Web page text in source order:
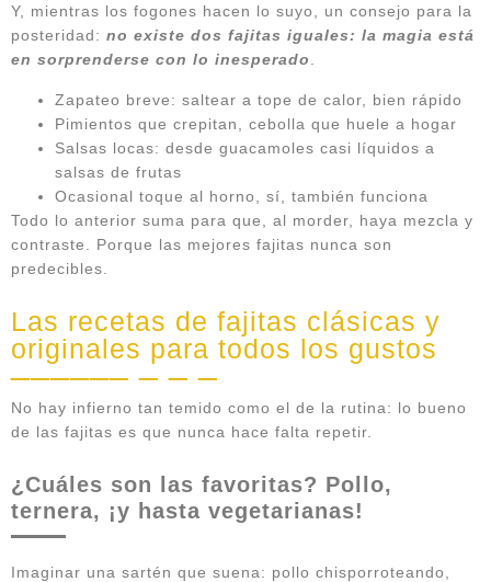
Y, mientras los fogones hacen lo suyo, un consejo para la
posteridad: no existe dos fajitas iguales: la magia está
en sorprenderse con lo inesperado
Zapateo breve: saltear a tope de calor, bien rápido
Pimientos que crepitan, cebolla que huele a hogar
Salsas locas: desde guacamoles casi líquidos a
salsas de frutas
Ocasional toque al horno, sí, también funciona
Todo lo anterior suma para que, al morder, haya mezcla y
contraste. Porque las mejores fajitas nunca son
predecibles.
Las recetas de fajitas clásicas y
originales para todos los gustos
No hay infierno tan temido como el de la rutina: lo bueno
de las fajitas es que nunca hace falta repetir.
¿Cuáles son las favoritas? Pollo,
ternera, ¡y hasta vegetarianas!
Imaginar una sartén que suena: pollo chisporroteando,